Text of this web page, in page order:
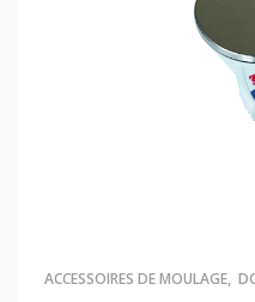
ACCESSOIRES DE MOULAGE,